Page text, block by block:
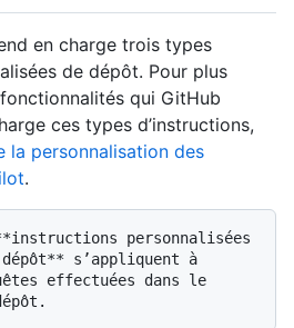
en charge trois types
de dépôt. Pour plus
qui GitHub
ces types d’instructions,
la personnalisation des
.
s’appliquent à
effectuées dans le